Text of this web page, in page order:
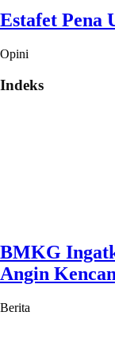
Estafet Pena
Opini
Indeks
BMKG
Angin
Berita